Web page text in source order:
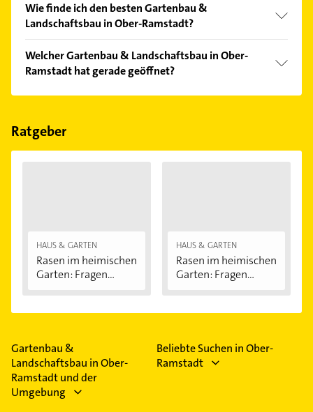
Wie finde ich den besten Gartenbau &
Landschaftsbau in Ober-Ramstadt?
Kundenmeinungen und profitieren Sie von den
Empfehlungen. Die Suchergebnisse können Sie sich
einfach nachBewertungensortiert anzeigen lassen.
Welcher Gartenbau & Landschaftsbau in Ober-
Ramstadt hat gerade geöffnet?
Im Anbieter-Bereich finden Sie alleÖffnungszeiten.
Feiertagen abweichen können.
Ratgeber
HAUS & GARTEN
Rasen im heimischen
Garten: Fragen...
HAUS & GARTEN
Rasen im heimischen
Garten: Fragen...
Gartenbau &
Landschaftsbau in Ober-
Ramstadt und der
Umgebung
Beliebte Suchen in Ober-
Ramstadt